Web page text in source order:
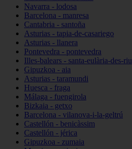
Navarra - lodosa
Barcelona - manresa
Cantabria - santoña
Asturias - tapia-de-casariego
Asturias - llanera
Pontevedra - pontevedra
Illes-balears - santa-eulària-des-riu
Gipuzkoa - aia
Asturias - taramundi
Huesca - fraga
Málaga - fuengirola
Bizkaia - getxo
Barcelona - vilanova-i-la-geltrú
Castellón - benicàssim
Castellón - jérica
Gipuzkoa - zumaia